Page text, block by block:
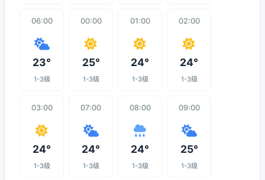
06:00
23°
1-3级
00:00
25°
1-3级
01:00
24°
1-3级
02:00
24°
1-3级
03:00
24°
1-3级
07:00
24°
1-3级
08:00
24°
1-3级
09:00
25°
1-3级